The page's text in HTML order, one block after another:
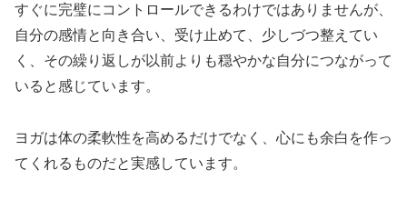
すぐに完璧にコントロールできるわけではありませんが、
自分の感情と向き合い、受け止めて、少しづつ整えてい
く、その繰り返しが以前よりも穏やかな自分につながって
いると感じています。
ヨガは体の柔軟性を高めるだけでなく、心にも余白を作っ
てくれるものだと実感しています。